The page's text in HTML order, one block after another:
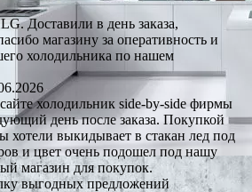
Доставили в день заказа,
магазину за оперативность и
холодильника по нашем
холодильник side-by-side фирмы
день после заказа. Покупкой
хотели выкидывает в стакан лед под
и цвет очень подошел под нашу
магазин для покупок.
выгодных предложений